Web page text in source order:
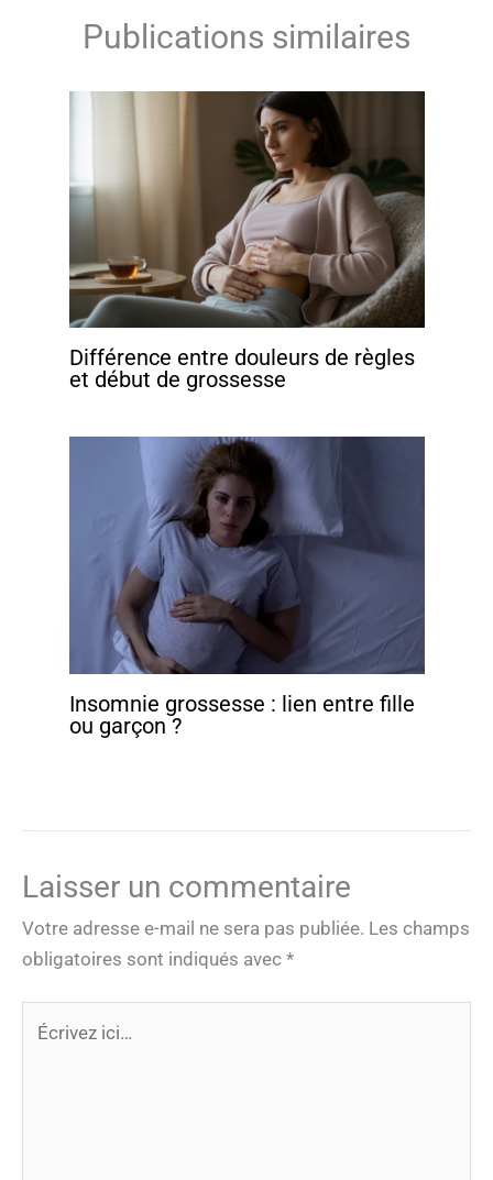
Publications similaires
Différence entre douleurs de règles
et début de grossesse
Insomnie grossesse : lien entre fille
ou garçon ?
Laisser un commentaire
Votre adresse e-mail ne sera pas publiée. Les champs
obligatoires sont indiqués avec *